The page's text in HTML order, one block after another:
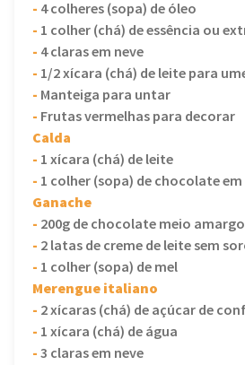
- 4 colheres (sopa) de óleo
- 1 colher (chá) de essência ou
- 4 claras em neve
- 1/2 xícara (chá) de leite para
- Manteiga para untar
- Frutas vermelhas para decorar
Calda
- 1 xícara (chá) de leite
- 1 colher (sopa) de chocolate
Ganache
- 200g de chocolate meio
- 2 latas de creme de leite sem
- 1 colher (sopa) de mel
Merengue italiano
- 2 xícaras (chá) de açúcar de
- 1 xícara (chá) de água
-3 claras em neve